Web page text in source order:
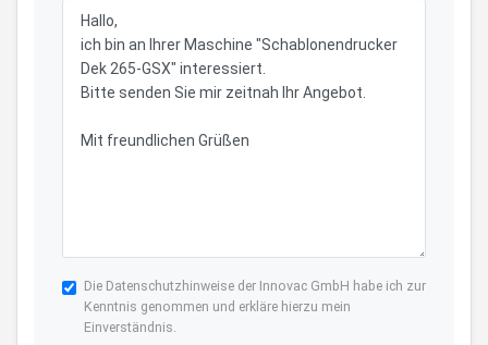
Die Datenschutzhinweise der Innovac GmbH habe ich zur
Kenntnis genommen und erkläre hierzu mein
Einverständnis.